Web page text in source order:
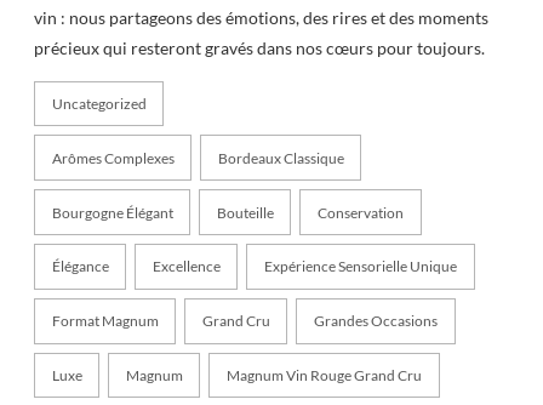
vin : nous partageons des émotions, des rires et des moments
précieux qui resteront gravés dans nos cœurs pour toujours.
Uncategorized
Arômes Complexes Bordeaux Classique
Bourgogne Élégant Bouteille Conservation
Élégance Excellence Expérience Sensorielle Unique
Format Magnum Grand Cru Grandes Occasions
Luxe Magnum Magnum Vin Rouge Grand Cru